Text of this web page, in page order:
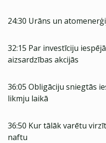
24:30 Urāns un
32:15 Par investīciju
aizsardzības akcijās
36:05 Obligāciju sniegtās
likmju laikā
36:50 Kur tālāk varētu
naftu